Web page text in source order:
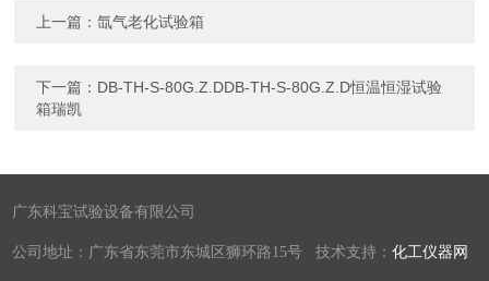
上一篇：氙气老化试验箱
下一篇： DB-TH-S-80G.Z.DDB-TH-S-80G.Z.D恒温恒湿试验
箱瑞凯
广东科宝试验设备有限公司
公司地址：广东省东莞市东城区狮环路15号 技术支持：化工仪器网